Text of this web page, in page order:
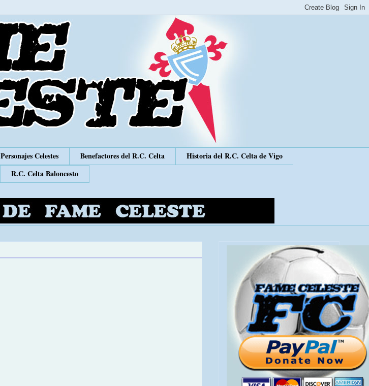
Personajes Celestes Benefactores del R.C. Celta
Historia del R.C. Celta de Vigo
R.C. Celta Baloncesto